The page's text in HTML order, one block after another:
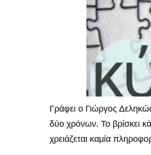
Γράφει ο Γιώργος
δύο χρόνων. Το βρίσκει
χρειάζεται καμία